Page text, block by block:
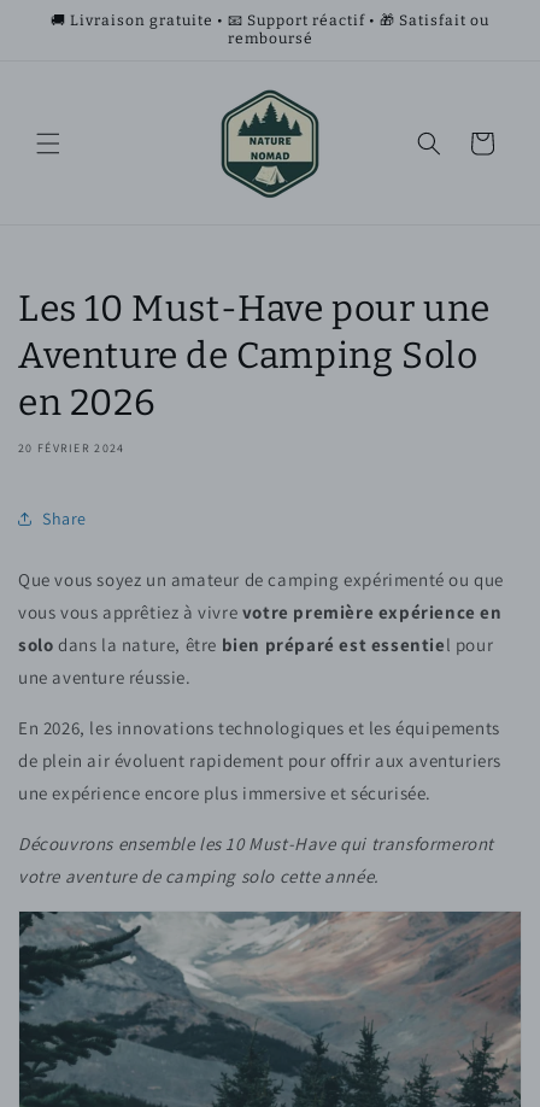
passer
🚚 Livraison gratuite • 📧 Support réactif • 🎁 Satisfait ou
remboursé
Panier
Les 10 Must-Have pour une
Aventure de Camping Solo
en 2026
20 FÉVRIER 2024
Share
Que vous soyez un amateur de camping expérimenté ou que
vous vous apprêtiez à vivre votre première expérience en
solo dans la nature, être bien préparé est essentiel pour
une aventure réussie.
En 2026, les innovations technologiques et les équipements
de plein air évoluent rapidement pour offrir aux aventuriers
une expérience encore plus immersive et sécurisée.
Découvrons ensemble les 10 Must-Have qui transformeront
votre aventure de camping solo cette année.